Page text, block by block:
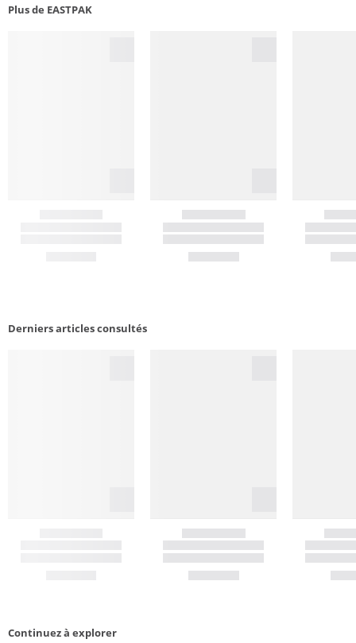
Plus de EASTPAK
Derniers articles consultés
Continuez à explorer